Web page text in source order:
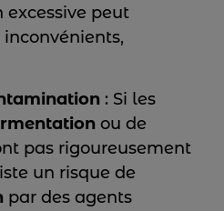
peut
: Si les
ou de
pas rigoureusement
un risque de
par des agents